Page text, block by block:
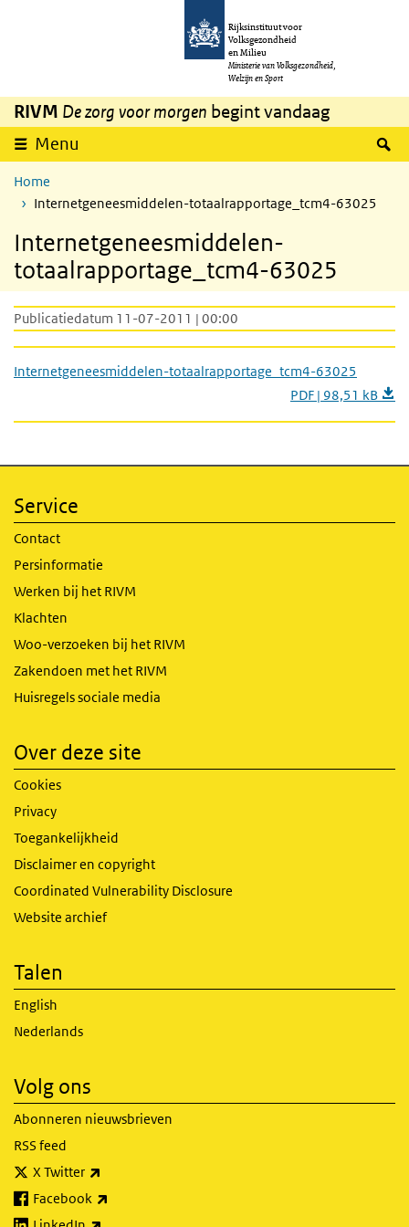
Overslaan en naar de inhoud gaan
Rijksinstituut voor
Volksgezondheid
en Milieu
Ministerie van Volksgezondheid,
Welzijn en Sport
RIVM De zorg voor morgen begint vandaag
Menu
Home
Internetgeneesmiddelen-totaalrapportage_tcm4-63025
Internetgeneesmiddelen-
totaalrapportage_tcm4-63025
Publicatiedatum 11-07-2011 | 00:00
Internetgeneesmiddelen-totaalrapportage_tcm4-63025
PDF | 98,51 kB
Service
Contact
Persinformatie
Werken bij het RIVM
Klachten
Woo-verzoeken bij het RIVM
Zakendoen met het RIVM
Huisregels sociale media
Over deze site
Cookies
Privacy
Toegankelijkheid
Disclaimer en copyright
Coordinated Vulnerability Disclosure
Website archief
Talen
English
Nederlands
Volg ons
Abonneren nieuwsbrieven
RSS feed
X Twitter
Facebook